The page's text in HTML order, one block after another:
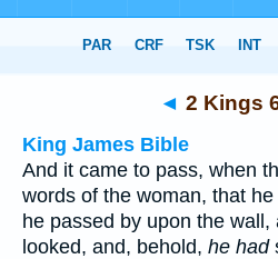
> 2 Kings 6:30
◄ 2 Kings
King James Bible
And it came to pass, when
words of the woman, that
he passed by upon the wall,
looked, and, behold, he had